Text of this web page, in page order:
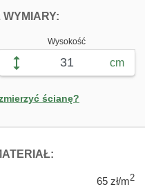
WYMIARY:
Wysokość
cm
ścianę?
65 zł/m2